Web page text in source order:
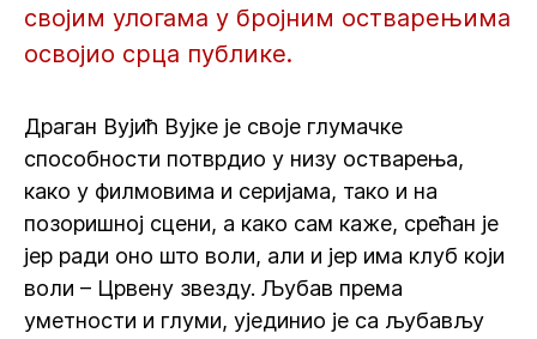
својим улогама у бројним остварењима
освојио срца публике.
Драган Вујић Вујке је своје глумачке
способности потврдио у низу остварења,
како у филмовима и серијама, тако и на
позоришној сцени, а како сам каже, срећан је
јер ради оно што воли, али и јер има клуб који
воли – Црвену звезду. Љубав према
уметности и глуми, ујединио је са љубављу